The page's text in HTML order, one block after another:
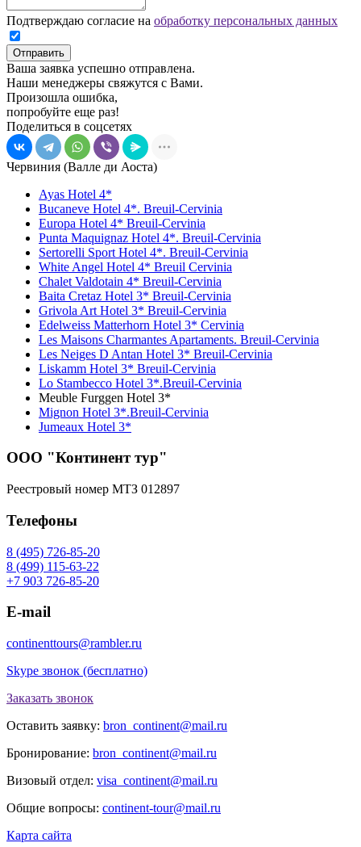
Подтверждаю согласие на обработку персональных данных
Отправить
Ваша заявка успешно отправлена.
Наши менеджеры свяжутся с Вами.
Произошла ошибка,
попробуйте еще раз!
Поделиться в соцсетях
Червиния (Валле ди Аоста)
Ayas Hotel 4*
Bucaneve Hotel 4*. Breuil-Cervinia
Europa Hotel 4* Breuil-Cervinia
Punta Maquignaz Hotel 4*. Breuil-Cervinia
Sertorelli Sport Hotel 4*. Breuil-Cervinia
White Angel Hotel 4* Breuil Cervinia
Chalet Valdotain 4* Breuil-Cervinia
Baita Cretaz Hotel 3* Breuil-Cervinia
Grivola Art Hotel 3* Breuil-Cervinia
Edelweiss Matterhorn Hotel 3* Cervinia
Les Maisons Charmantes Apartaments. Breuil-Cervinia
Les Neiges D Antan Hotel 3* Breuil-Cervinia
Liskamm Hotel 3* Breuil-Cervinia
Lo Stambecco Hotel 3*.Breuil-Cervinia
Meuble Furggen Hotel 3*
Mignon Hotel 3*.Breuil-Cervinia
Jumeaux Hotel 3*
ООО "Континент тур"
Реестровый номер МТЗ 012897
Телефоны
8 (495) 726-85-20
8 (499) 115-63-22
+7 903 726-85-20
E-mail
continenttours@rambler.ru
Skype звонок (бесплатно)
Заказать звонок
Оставить заявку: bron_continent@mail.ru
Бронирование: bron_continent@mail.ru
Визовый отдел: visa_continent@mail.ru
Общие вопросы: continent-tour@mail.ru
Карта сайта